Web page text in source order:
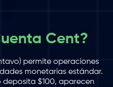
Cent?
permite operaciones
monetarias estándar.
deposita $100, aparecen